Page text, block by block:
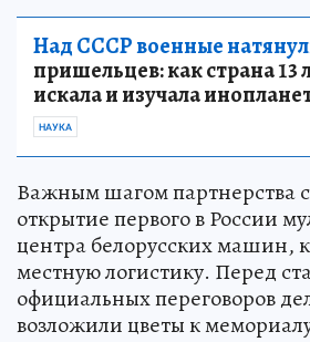
Над СССР военные
пришельцев: как страна 13
искала и изучала
НАУКА
Важным шагом партнерства
открытие первого в России
центра белорусских машин,
местную логистику. Перед
официальных переговоров
возложили цветы к